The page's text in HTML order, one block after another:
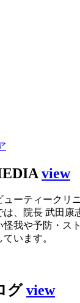
view
ューティークリ
は、院長 武田康
我や予防・ス
います。
グview